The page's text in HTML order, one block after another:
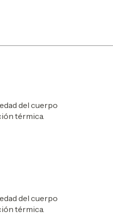
del cuerpo
térmica.
del cuerpo
térmica.